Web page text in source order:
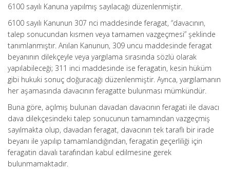
6100 sayılı Kanuna yapılmış sayılacağı düzenlenmiştir.
6100 sayılı Kanunun 307 nci maddesinde feragat, “davacının,
talep sonucundan kısmen veya tamamen vazgeçmesi” şeklinde
tanımlanmıştır. Anılan Kanunun, 309 uncu maddesinde feragat
beyanının dilekçeyle veya yargılama sırasında sözlü olarak
yapılabileceği; 311 inci maddesinde ise feragatin, kesin hüküm
gibi hukuki sonuç doğuracağı düzenlenmiştir. Ayrıca, yargılamanın
her aşamasında davacının feragatte bulunması mümkündür.
Buna göre, açılmış bulunan davadan davacının feragati ile davacı
dava dilekçesindeki talep sonucunun tamamından vazgeçmiş
sayılmakta olup, davadan feragat, davacının tek taraflı bir irade
beyanı ile yapılıp tamamlandığından, feragatin geçerliliği için
feragatin davalı tarafından kabul edilmesine gerek
bulunmamaktadır.